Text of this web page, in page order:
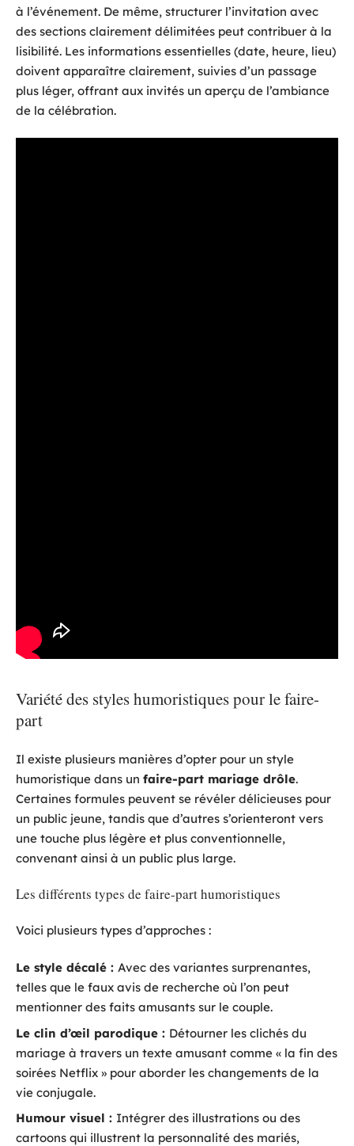
à l’événement. De même, structurer l’invitation avec
des sections clairement délimitées peut contribuer à la
lisibilité. Les informations essentielles (date, heure, lieu)
doivent apparaître clairement, suivies d’un passage
plus léger, offrant aux invités un aperçu de l’ambiance
de la célébration.
Variété des styles humoristiques pour le faire-
part
Il existe plusieurs manières d’opter pour un style
humoristique dans un faire-part mariage drôle.
Certaines formules peuvent se révéler délicieuses pour
un public jeune, tandis que d’autres s’orienteront vers
une touche plus légère et plus conventionnelle,
convenant ainsi à un public plus large.
Les différents types de faire-part humoristiques
Voici plusieurs types d’approches :
Le style décalé : Avec des variantes surprenantes,
telles que le faux avis de recherche où l’on peut
mentionner des faits amusants sur le couple.
Le clin d’œil parodique : Détourner les clichés du
mariage à travers un texte amusant comme « la fin des
soirées Netflix » pour aborder les changements de la
vie conjugale.
Humour visuel : Intégrer des illustrations ou des
cartoons qui illustrent la personnalité des mariés,